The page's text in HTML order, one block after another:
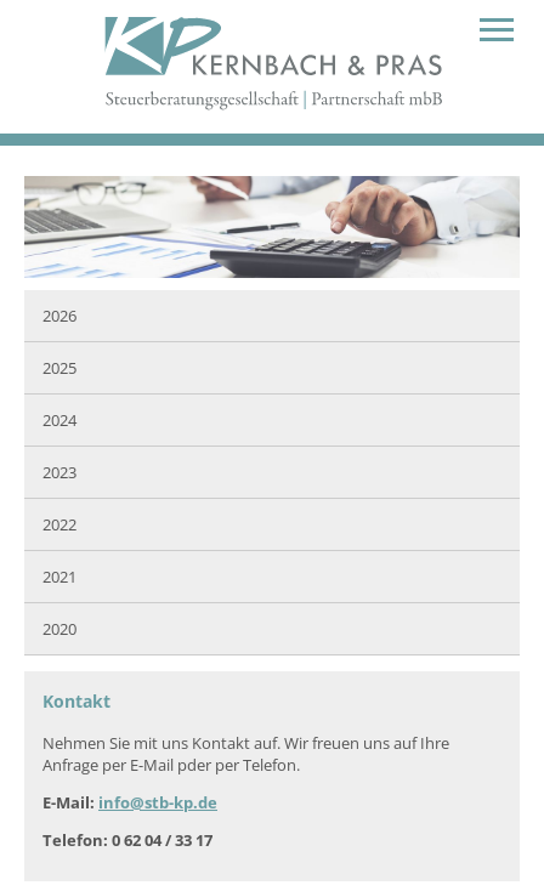
2026
2025
2024
2023
2022
2021
2020
Kontakt
Nehmen Sie mit uns Kontakt auf. Wir freuen uns auf Ihre
Anfrage per E-Mail pder per Telefon.
E-Mail: info@stb-kp.de
Telefon: 0 62 04 / 33 17